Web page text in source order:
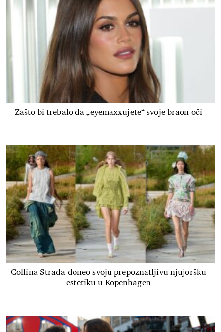
Zašto bi trebalo da „eyemaxxujete“ svoje braon oči
Collina Strada doneo svoju prepoznatljivu njujoršku
estetiku u Kopenhagen